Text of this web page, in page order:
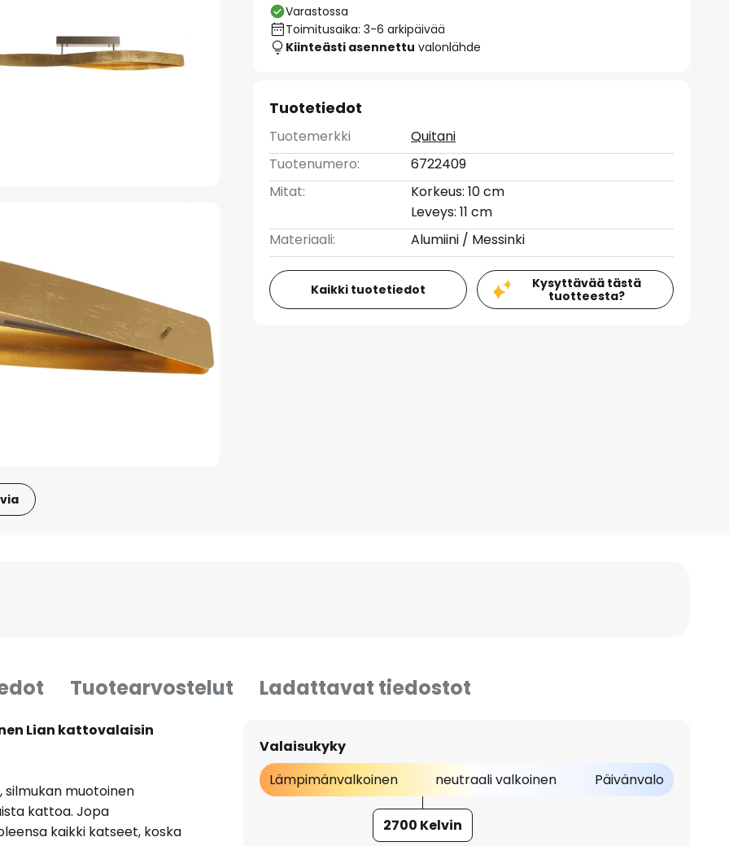
Varastossa
Toimitusaika: 3-6 arkipäivää
Kiinteästi asennettu valonlähde
Tuotetiedot
Tuotemerkki
Quitani
Tuotenumero:
6722409
Mitat:
Korkeus: 10 cm
Leveys: 11 cm
Materiaali:
Alumiini / Messinki
Kaikki tuotetiedot
Kysyttävää tästä
tuotteesta?
Tuotearvostelut Ladattavat tiedostot
Lian kattovalaisin
silmukan muotoinen
kattoa. Jopa
kaikki katseet, koska
Valaisukyky
Lämpimänvalkoinen
neutraali valkoinen Päivänvalo
2700 Kelvin